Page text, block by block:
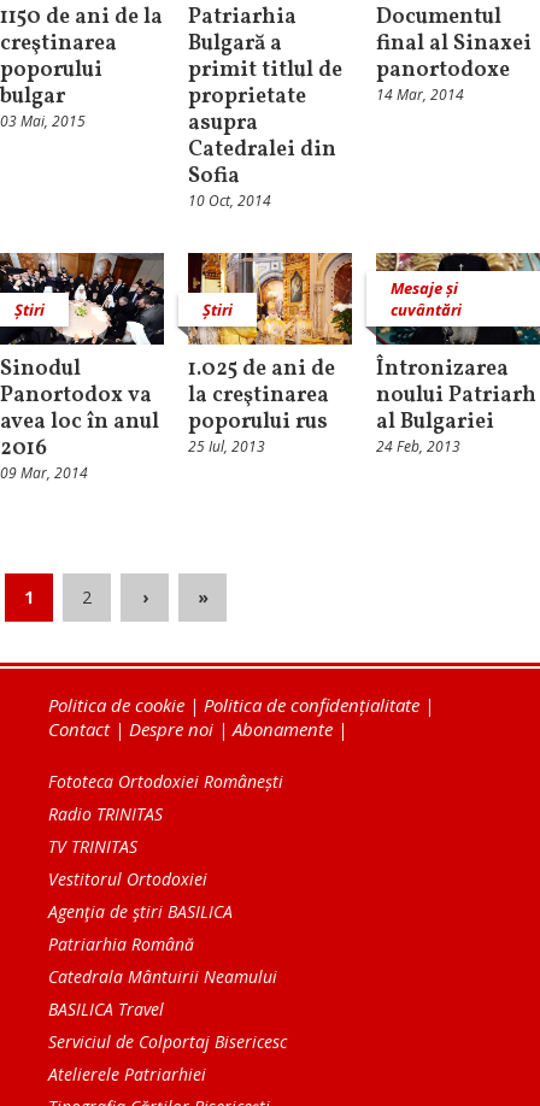
1150 de ani de la
creştinarea
poporului
bulgar
03 Mai, 2015
Patriarhia
Bulgară a
primit titlul de
proprietate
asupra
Catedralei din
Sofia
10 Oct, 2014
Documentul
final al Sinaxei
panortodoxe
14 Mar, 2014
Știri
Sinodul
Panortodox va
avea loc în anul
2016
09 Mar, 2014
Știri
1.025 de ani de
la creştinarea
poporului rus
25 Iul, 2013
Mesaje și
cuvântări
Întronizarea
noului Patriarh
al Bulgariei
24 Feb, 2013
1 2 › »
Politica de cookie | Politica de confidențialitate |
Contact| Despre noi |Abonamente |
Fototeca Ortodoxiei Românești
Radio TRINITAS
TV TRINITAS
Vestitorul Ortodoxiei
Agenţia de ştiri BASILICA
Patriarhia Română
Catedrala Mântuirii Neamului
BASILICA Travel
Serviciul de Colportaj Bisericesc
Atelierele Patriarhiei